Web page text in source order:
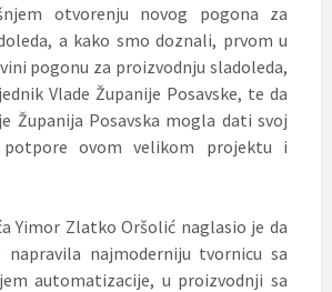
otvorenju novog pogona za
a kako smo doznali, prvom u
pogonu za proizvodnju sladoleda,
Vlade Županije Posavske, te da
Županija Posavska mogla dati svoj
ovom velikom projektu i
Yimor Zlatko Oršolić naglasio je da
najmoderniju tvornicu sa
automatizacije, u proizvodnji sa